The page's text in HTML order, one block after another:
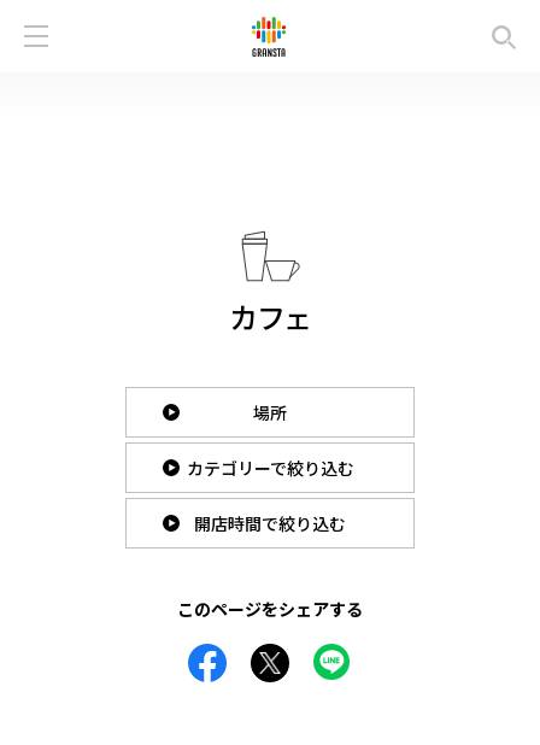
カフェ
場所
カテゴリーで絞り込む
開店時間で絞り込む
このページをシェアする